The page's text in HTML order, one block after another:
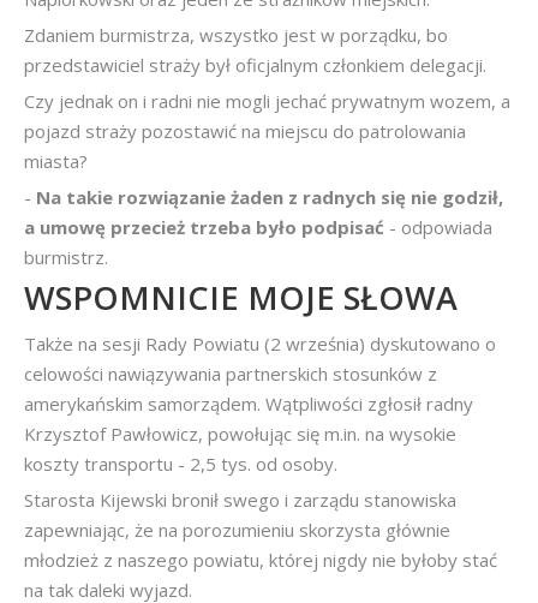
Zdaniem burmistrza, wszystko jest w porządku, bo
przedstawiciel straży był oficjalnym członkiem delegacji.
Czy jednak on i radni nie mogli jechać prywatnym wozem, a
pojazd straży pozostawić na miejscu do patrolowania
miasta?
- Na takie rozwiązanie żaden z radnych się nie godził,
a umowę przecież trzeba było podpisać - odpowiada
burmistrz.
WSPOMNICIE MOJE SŁOWA
Także na sesji Rady Powiatu (2 września) dyskutowano o
celowości nawiązywania partnerskich stosunków z
amerykańskim samorządem. Wątpliwości zgłosił radny
Krzysztof Pawłowicz, powołując się m.in. na wysokie
koszty transportu - 2,5 tys. od osoby.
Starosta Kijewski bronił swego i zarządu stanowiska
zapewniając, że na porozumieniu skorzysta głównie
młodzież z naszego powiatu, której nigdy nie byłoby stać
na tak daleki wyjazd.